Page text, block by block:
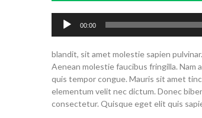
Audio
Player
00:00
blandit, sit amet molestie sapien pulvinar.
Aenean molestie faucibus fringilla. Nam
quis tempor congue. Mauris sit amet
elementum velit nec dictum. Donec
consectetur. Quisque eget elit quis